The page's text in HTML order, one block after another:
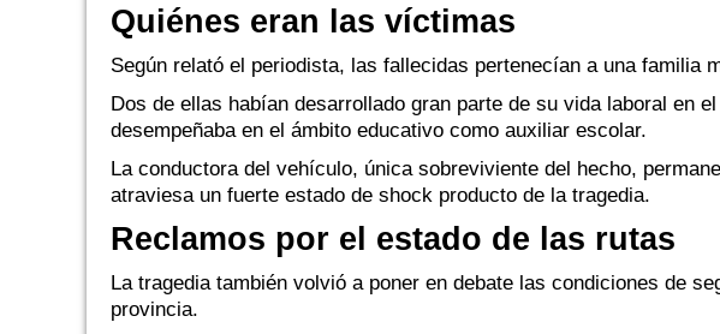
Quiénes eran las víctimas
Según relató el periodista, las fallecidas pertenecían a una familia
Dos de ellas habían desarrollado gran parte de su vida laboral en el
desempeñaba en el ámbito educativo como auxiliar escolar.
La conductora del vehículo, única sobreviviente del hecho,
atraviesa un fuerte estado de shock producto de la tragedia.
Reclamos por el estado de las rutas
La tragedia también volvió a poner en debate las condiciones de
provincia.